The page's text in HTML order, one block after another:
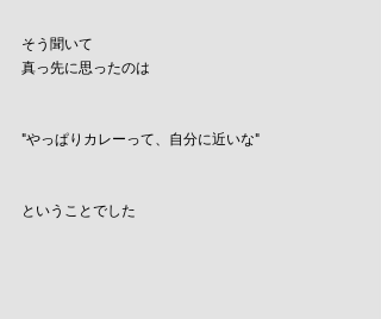
そう聞いて
真っ先に思ったのは
"やっぱりカレーって、自分に近いな"
ということでした